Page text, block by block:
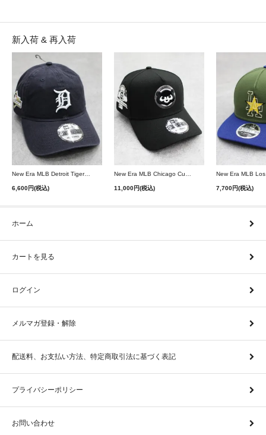
新入荷 & 再入荷
New Era MLB Detroit Tigers Postseason 9Twenty Strapback Cap - Navy
6,600円(税込) 11,000円(税込) 7,700円(税込)
ホーム
カートを見る
ログイン
メルマガ登録・解除
配送料、お支払い方法、特定商取引法に基づく表記
プライバシーポリシー
お問い合わせ